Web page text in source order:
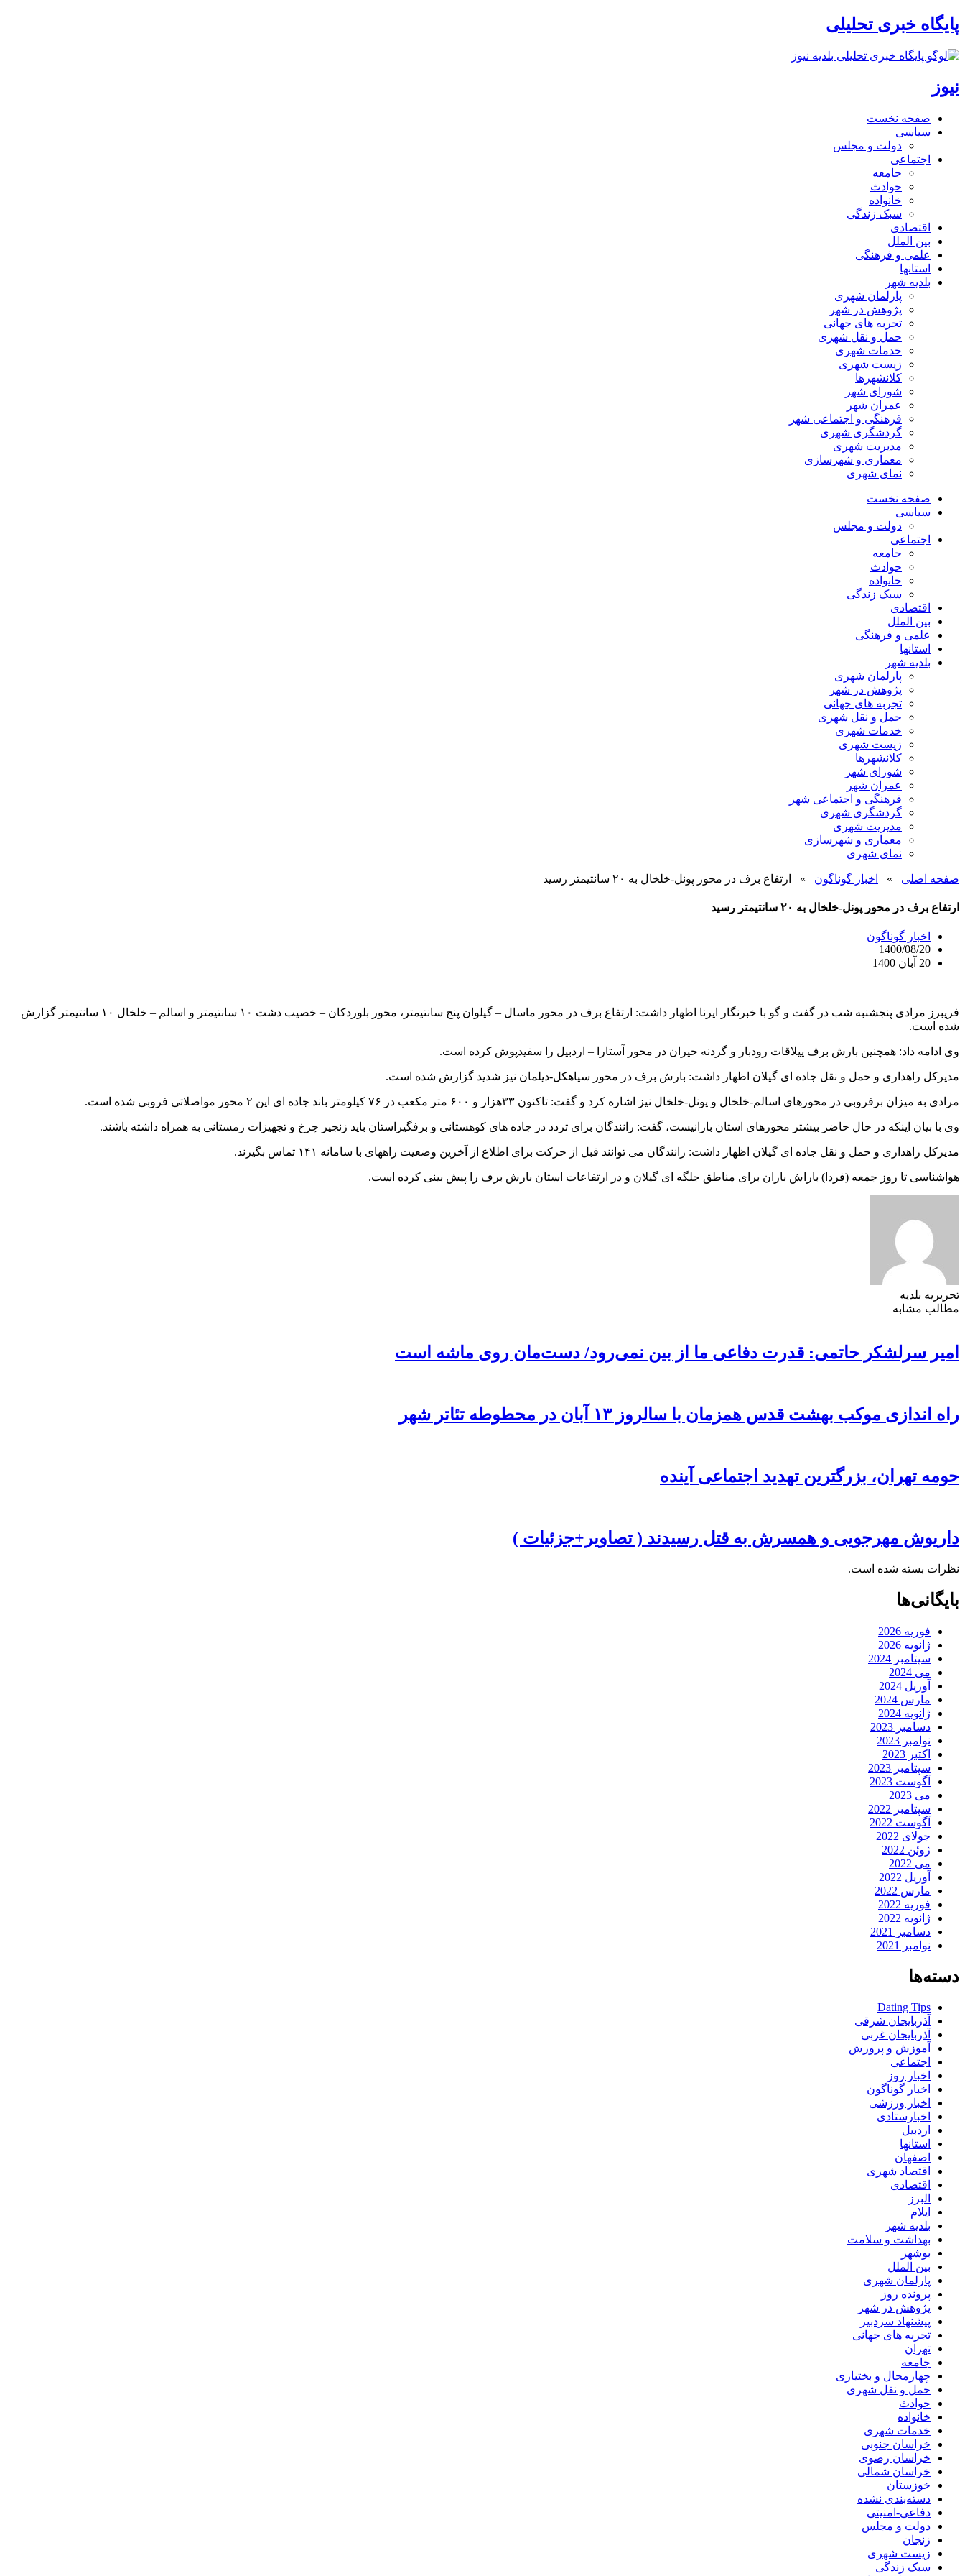
پایگاه خبری تحلیلی
نیوز
صفحه نخست
سیاسی
دولت و مجلس
اجتماعی
جامعه
حوادث
خانواده
سبک زندگی
اقتصادی
بین الملل
علمی و فرهنگی
استانها
بلدیه شهر
پارلمان شهری
پژوهش در شهر
تجربه های جهانی
حمل و نقل شهری
خدمات شهری
زیست شهری
کلانشهرها
شورای شهر
عمران شهر
فرهنگی و اجتماعی شهر
گردشگری شهری
مدیریت شهری
معماری و شهرسازی
نمای شهری
صفحه نخست
سیاسی
دولت و مجلس
اجتماعی
جامعه
حوادث
خانواده
سبک زندگی
اقتصادی
بین الملل
علمی و فرهنگی
استانها
بلدیه شهر
پارلمان شهری
پژوهش در شهر
تجربه های جهانی
حمل و نقل شهری
خدمات شهری
زیست شهری
کلانشهرها
شورای شهر
عمران شهر
فرهنگی و اجتماعی شهر
گردشگری شهری
مدیریت شهری
معماری و شهرسازی
نمای شهری
صفحه اصلی » اخبار گوناگون » ارتفاع برف در محور پونل-خلخال به ۲۰ سانتیمتر رسید
ارتفاع برف در محور پونل-خلخال به ۲۰ سانتیمتر رسید
اخبار گوناگون
1400/08/20
20 آبان 1400
فریبرز مرادی پنجشنبه شب در گفت و گو با خبرنگار ایرنا اظهار داشت: ارتفاع برف در محور ماسال – گیلوان پنج سانتیمتر، محور بلوردکان – خصیب دشت ۱۰ سانتیمتر و اسالم – خلخال ۱۰ سانتیمتر گزارش
شده است.
وی ادامه داد: همچنین بارش برف ییلاقات رودبار و گردنه حیران در محور آستارا – اردبیل را سفیدپوش کرده است.
مدیرکل راهداری و حمل و نقل جاده ای گیلان اظهار داشت: بارش برف در محور سیاهکل-دیلمان نیز شدید گزارش شده است.
مرادی به میزان برفروبی در محورهای اسالم-خلخال و پونل-خلخال نیز اشاره کرد و گفت: تاکنون ۳۳هزار و ۶۰۰ متر مکعب در ۷۶ کیلومتر باند جاده ای این ۲ محور مواصلاتی فروبی شده است.
وی با بیان اینکه در حال حاضر بیشتر محورهای استان بارانیست، گفت: رانندگان برای تردد در جاده های کوهستانی و برفگیراستان باید زنجیر چرخ و تجهیزات زمستانی به همراه داشته باشند.
مدیرکل راهداری و حمل و نقل جاده ای گیلان اظهار داشت: رانندگان می توانند قبل از حرکت برای اطلاع از آخرین وضعیت راههای با سامانه ۱۴۱ تماس بگیرند.
هواشناسی تا روز جمعه (فردا) باراش باران برای مناطق جلگه ای گیلان و در ارتفاعات استان بارش برف را پیش بینی کرده است.
تحریریه بلدیه
مطالب مشابه
امیر سرلشکر حاتمی: قدرت دفاعی ما از بین نمی‌رود/ دست‌مان روی ماشه است
راه اندازی موکب بهشت قدس همزمان با سالروز ۱۳ آبان در محطوطه تئاتر شهر
حومه تهران، بزرگترین تهدید اجتماعی آینده
داریوش مهرجویی و همسرش به قتل رسیدند ( تصاویر+جزئیات )
نظرات بسته شده است.
بایگانی‌ها
فوریه 2026
ژانویه 2026
سپتامبر 2024
می 2024
آوریل 2024
مارس 2024
ژانویه 2024
دسامبر 2023
نوامبر 2023
اکتبر 2023
سپتامبر 2023
آگوست 2023
می 2023
سپتامبر 2022
آگوست 2022
جولای 2022
ژوئن 2022
می 2022
آوریل 2022
مارس 2022
فوریه 2022
ژانویه 2022
دسامبر 2021
نوامبر 2021
دسته‌ها
Dating Tips
آذربایجان شرقی
آذربایجان غربی
آموزش و پرورش
اجتماعی
اخبار روز
اخبار گوناگون
اخبار ورزشی
اخبارستادی
اردبیل
استانها
اصفهان
اقتصاد شهری
اقتصادی
البرز
ایلام
بلدیه شهر
بهداشت و سلامت
بوشهر
بین الملل
پارلمان شهری
پرونده روز
پژوهش در شهر
پیشنهاد سردبیر
تجربه های جهانی
تهران
جامعه
چهارمحال و بختیاری
حمل و نقل شهری
حوادث
خانواده
خدمات شهری
خراسان جنوبی
خراسان رضوی
خراسان شمالی
خوزستان
دسته‌بندی نشده
دفاعی-امنیتی
دولت و مجلس
زنجان
زیست شهری
سبک زندگی